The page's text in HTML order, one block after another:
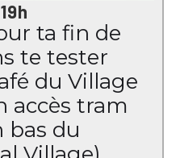
ta fin de
te tester
du Village
accès tram
bas du